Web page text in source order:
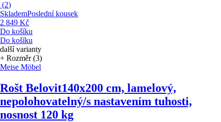
(2)
SklademPoslední kousek
2 849 Kč
Do košíku
Do košíku
další varianty
+ Rozměr (3)
Meise Möbel
Rošt Belovit140x200 cm, lamelový,
nepolohovatelný/s nastavením tuhosti,
nosnost 120 kg